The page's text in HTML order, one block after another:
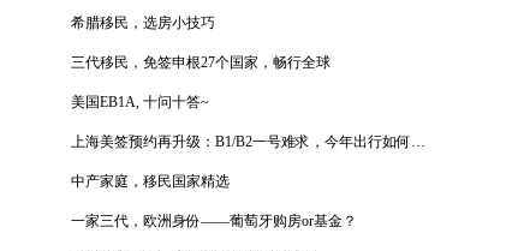
希腊移民，选房小技巧
三代移民，免签申根27个国家，畅行全球
美国EB1A, 十问十答~
上海美签预约再升级：B1/B2一号难求，今年出行如何规划？
中产家庭，移民国家精选
一家三代，欧洲身份——葡萄牙购房or基金？